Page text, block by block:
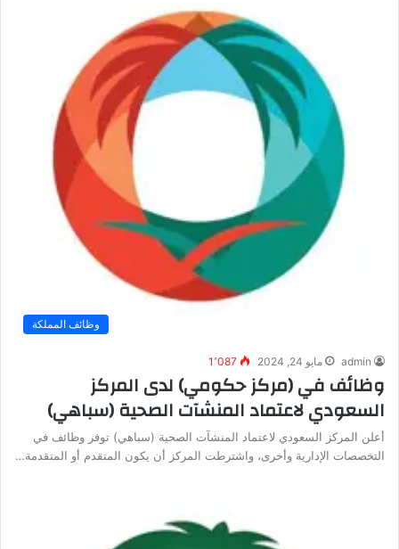
وظائف المملكة
admin مايو 24, 2024 1٬087
وظائف في (مركز حكومي) لدى المركز
السعودي لاعتماد المنشآت الصحية (سباهي)
أعلن المركز السعودي لاعتماد المنشآت الصحية (سباهي) توفر وظائف في
التخصصات الإدارية وأخرى، واشترطت المركز أن يكون المتقدم أو المتقدمة…